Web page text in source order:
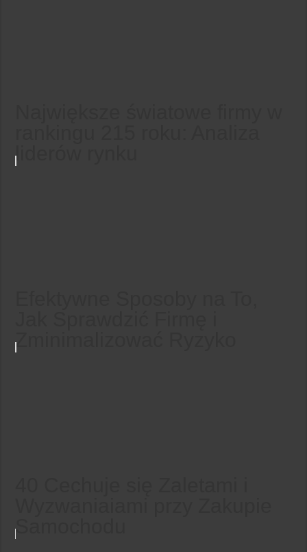
liderów rynku
Zminimalizować Ryzyko
Samochodu